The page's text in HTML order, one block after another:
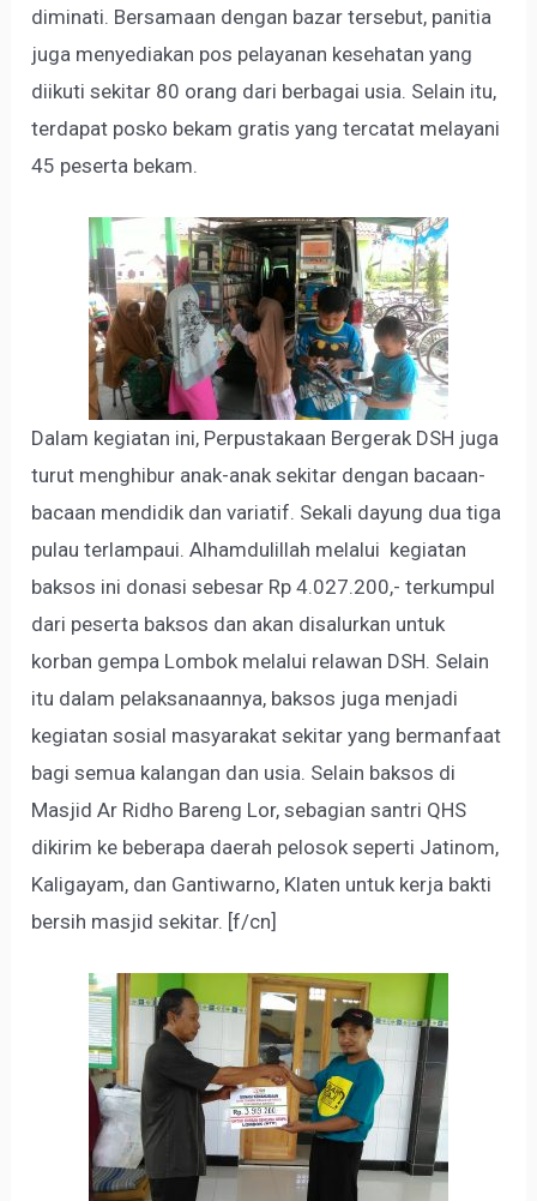
diminati. Bersamaan dengan bazar tersebut, panitia
juga menyediakan pos pelayanan kesehatan yang
diikuti sekitar 80 orang dari berbagai usia. Selain itu,
terdapat posko bekam gratis yang tercatat melayani
45 peserta bekam.
Dalam kegiatan ini, Perpustakaan Bergerak DSH juga
turut menghibur anak-anak sekitar dengan bacaan-
bacaan mendidik dan variatif. Sekali dayung dua tiga
pulau terlampaui. Alhamdulillah melalui kegiatan
baksos ini donasi sebesar Rp 4.027.200,- terkumpul
dari peserta baksos dan akan disalurkan untuk
korban gempa Lombok melalui relawan DSH. Selain
itu dalam pelaksanaannya, baksos juga menjadi
kegiatan sosial masyarakat sekitar yang bermanfaat
bagi semua kalangan dan usia. Selain baksos di
Masjid Ar Ridho Bareng Lor, sebagian santri QHS
dikirim ke beberapa daerah pelosok seperti Jatinom,
Kaligayam, dan Gantiwarno, Klaten untuk kerja bakti
bersih masjid sekitar. [f/cn]